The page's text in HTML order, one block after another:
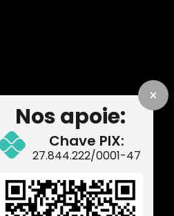
Nos apoie:
Chave PIX:
27.844.222/0001-47